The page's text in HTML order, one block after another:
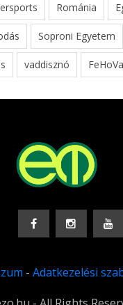
Románia
Soproni Egyetem
vaddisznó FeHoVa
- Adatkezelési